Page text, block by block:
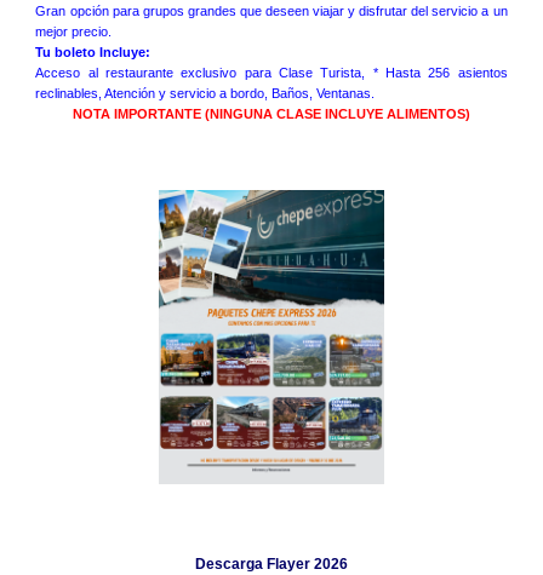
Gran opción para grupos grandes que deseen viajar y disfrutar del servicio a un
mejor precio.
Tu boleto Incluye:
Acceso al restaurante exclusivo para Clase Turista, * Hasta 256 asientos
reclinables, Atención y servicio a bordo, Baños, Ventanas
NOTA IMPORTANTE (NINGUNA CLASE INCLUYE ALIMENTOS)
Descarga Flayer 2026